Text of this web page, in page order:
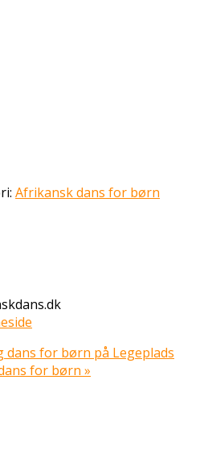
Afrikansk dans for børn
dans for børn på Legeplads
for børn »